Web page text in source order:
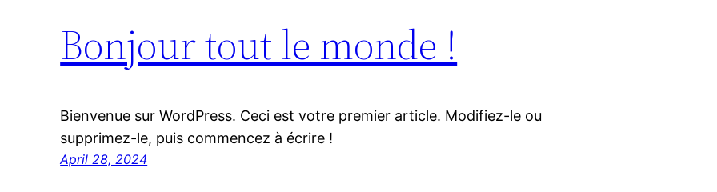
Bonjour tout le monde !
Bienvenue sur WordPress. Ceci est votre premier article. Modifiez-le ou
supprimez-le, puis commencez à écrire !
April 28, 2024